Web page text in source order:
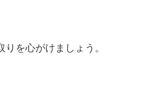
を心がけましょう。